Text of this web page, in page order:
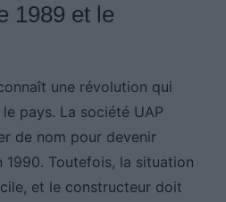
1989 et le
une révolution qui
pays. La société UAP
de nom pour devenir
Toutefois, la situation
et le constructeur doit